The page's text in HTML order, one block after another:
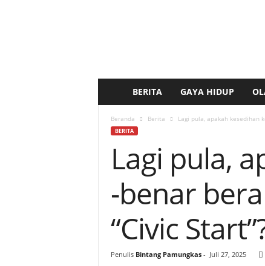
e
i
t
a
BERITA GAYA HIDUP
Beranda Berita Lagi pula, apakah kesedihan
BERITA
Lagi pula,
-benar
“Civic
Penulis Bintang Pamungkas- Juli 27, 2025